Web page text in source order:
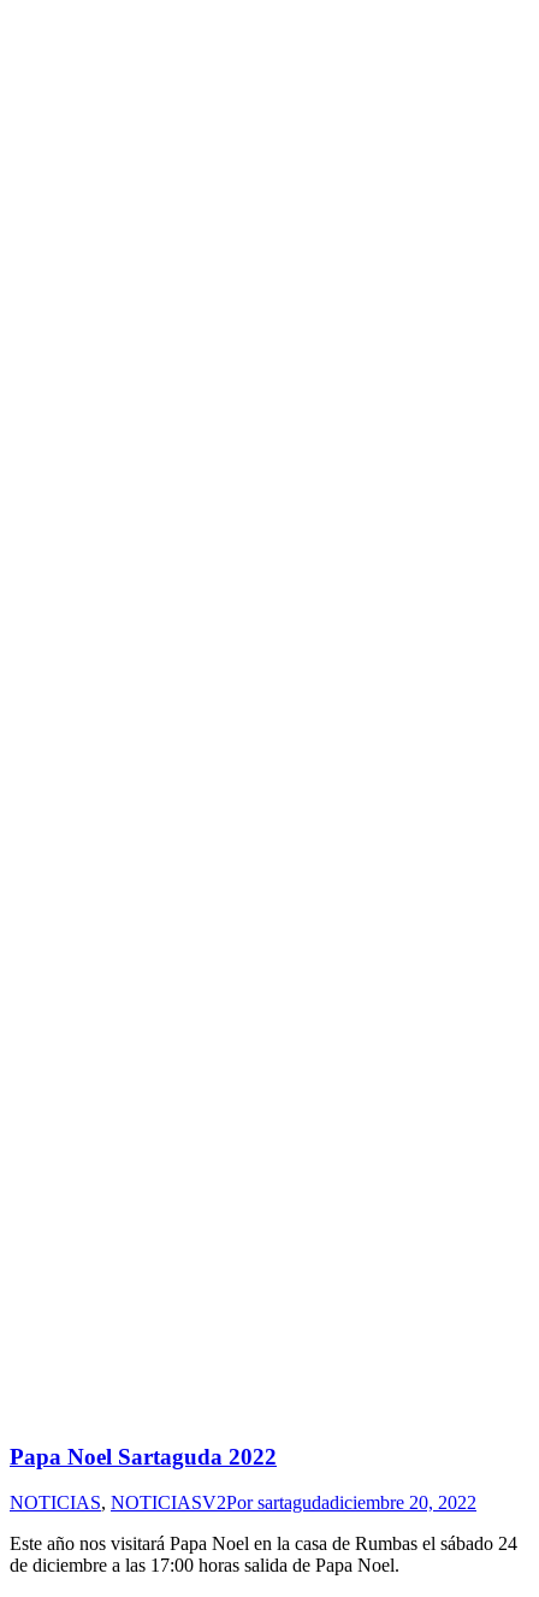
Papa Noel Sartaguda 2022
NOTICIAS, NOTICIASV2Porsartagudadiciembre 20, 2022
Este año nos visitará Papa Noel en la casa de Rumbas el sábado 24
de diciembre a las 17:00 horas salida de Papa Noel.